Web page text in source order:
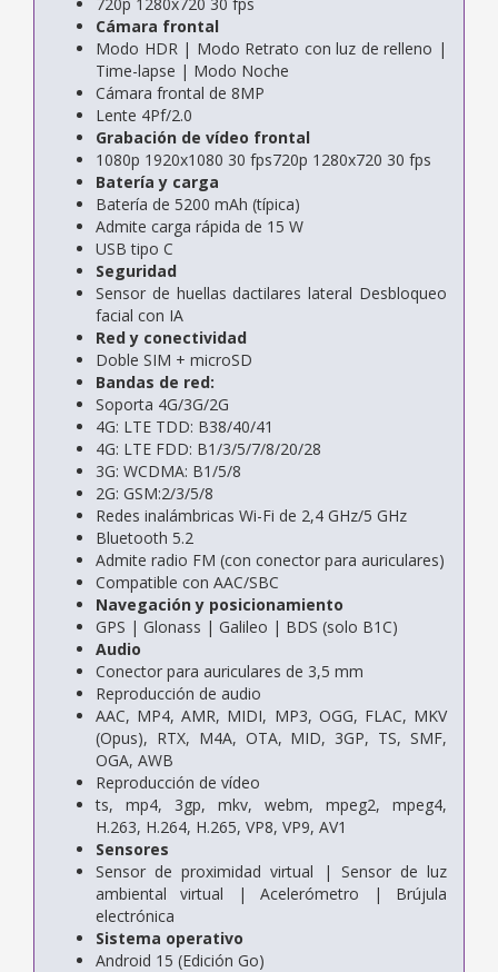
Cámara frontal
Modo HDR | Modo Retrato con luz de relleno |
Time-lapse | Modo Noche
Cámara frontal de 8MP
Lente 4Pf/2.0
Grabación de vídeo frontal
1080p 1920x1080 30 fps720p 1280x720 30 fps
Batería y carga
Batería de 5200 mAh (típica)
Admite carga rápida de 15 W
USB tipo C
Seguridad
Sensor de huellas dactilares lateral Desbloqueo
facial con IA
Red y conectividad
Doble SIM + microSD
Bandas de red:
Soporta 4G/3G/2G
4G: LTE TDD: B38/40/41
4G: LTE FDD: B1/3/5/7/8/20/28
3G: WCDMA: B1/5/8
2G: GSM:2/3/5/8
Redes inalámbricas Wi-Fi de 2,4 GHz/5 GHz
Bluetooth 5.2
Admite radio FM (con conector para auriculares)
Compatible con AAC/SBC
Navegación y posicionamiento
GPS | Glonass | Galileo | BDS (solo B1C)
Audio
Conector para auriculares de 3,5 mm
Reproducción de audio
AAC, MP4, AMR, MIDI, MP3, OGG, FLAC, MKV
(Opus), RTX, M4A, OTA, MID, 3GP, TS, SMF,
OGA, AWB
Reproducción de vídeo
ts, mp4, 3gp, mkv, webm, mpeg2, mpeg4,
H.263, H.264, H.265, VP8, VP9, ​​AV1
Sensores
Sensor de proximidad virtual | Sensor de luz
ambiental virtual | Acelerómetro | Brújula
electrónica
Sistema operativo
Android 15 (Edición Go)